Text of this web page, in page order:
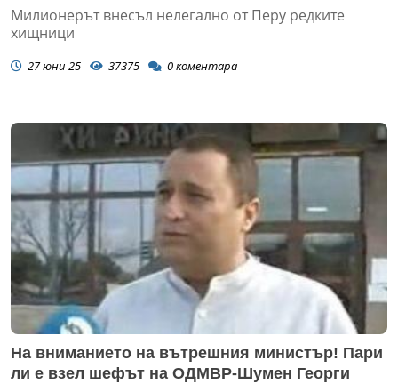
Милионерът внесъл нелегално от Перу редките
хищници
27 юни 25 37375 0коментара
На вниманието на вътрешния министър! Пари
ли е взел шефът на ОДМВР-Шумен Георги